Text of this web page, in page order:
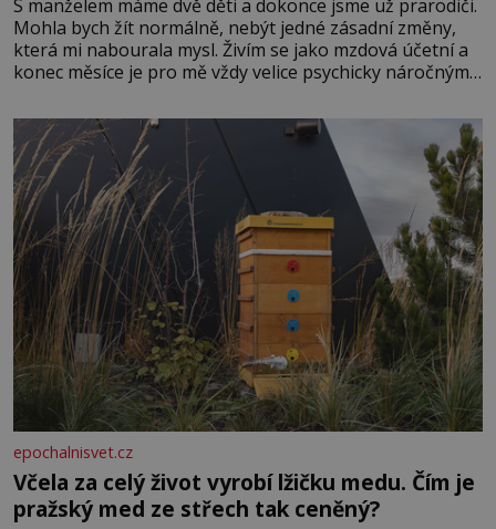
S manželem máme dvě děti a dokonce jsme už prarodiči.
Mohla bych žít normálně, nebýt jedné zásadní změny,
která mi nabourala mysl. Živím se jako mzdová účetní a
konec měsíce je pro mě vždy velice psychicky náročným
dál častěji volá o pomoc, co se hlídání týče. Dalo by se
epochalnisvet.cz
Včela za celý život vyrobí lžičku medu. Čím je
pražský med ze střech tak ceněný?